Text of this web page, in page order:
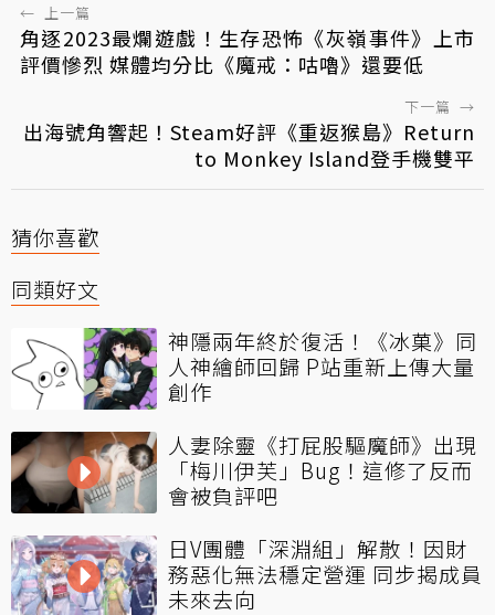
← 上一篇
角逐2023最爛遊戲！生存恐怖《灰嶺事件》上市
評價慘烈 媒體均分比《魔戒：咕嚕》還要低
下一篇 →
出海號角響起！Steam好評《重返猴島》Return
to Monkey Island登手機雙平
猜你喜歡
同類好文
神隱兩年終於復活！《冰菓》同
人神繪師回歸 P站重新上傳大量
創作
人妻除靈《打屁股驅魔師》出現
「梅川伊芙」Bug！這修了反而
會被負評吧
日V團體「深淵組」解散！因財
務惡化無法穩定營運 同步揭成員
未來去向